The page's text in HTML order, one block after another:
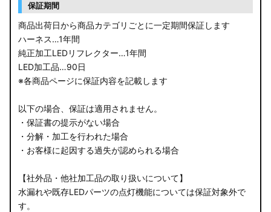
保証期間
商品出荷日から商品カテゴリごとに一定期間保証します
ハーネス…1年間
純正加工LEDリフレクター…1年間
LED加工品…90日
※各商品ページに保証内容を記載します
以下の場合、保証は適用されません。
・保証書の提示がない場合
・分解・加工を行われた場合
・お客様に起因する過失が認められる場合
【社外品・他社加工品の取り扱いについて】
水漏れや既存LEDパーツの点灯機能については保証対象外で
す。